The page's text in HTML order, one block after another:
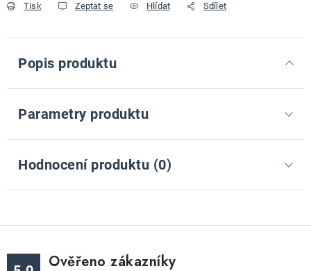
Tisk Zeptat se Hlídat Sdílet
Popis produktu
Parametry produktu
Hodnocení produktu (0)
Ověřeno zákazníky